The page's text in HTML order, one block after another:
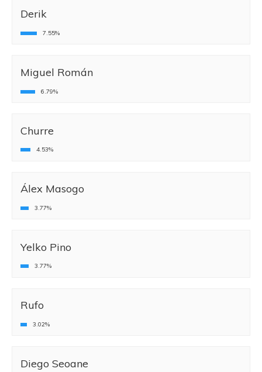
Derik
7.55%
Miguel Román
6.79%
Churre
4.53%
Álex Masogo
3.77%
Yelko Pino
3.77%
Rufo
3.02%
Diego Seoane